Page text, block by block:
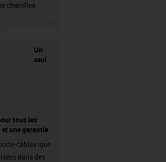
chainflex.
Un
seul
tous les
une garantie
câbles igus
dans des